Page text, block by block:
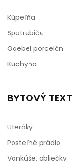
Kúpeľňa
Spotrebiče
Goebel porcelán
Kuchyňa
BYTOVÝ
Uteráky
Posteľné prádlo
Vankúše, obliečky